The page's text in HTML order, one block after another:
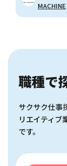
MACHINE
職種で
サクサク仕事
リエイティブ
です。